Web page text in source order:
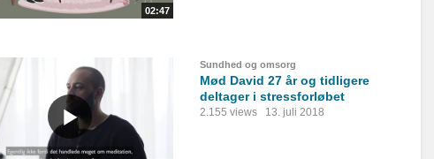
02:47
Sundhed og omsorg
Mød David 27 år og tidligere
deltager i stressforløbet
2.155 views 13. juli 2018